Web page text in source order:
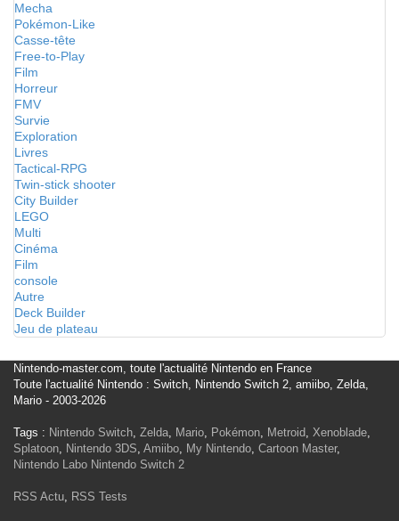
Mecha
Pokémon-Like
Casse-tête
Free-to-Play
Film
Horreur
FMV
Survie
Exploration
Livres
Tactical-RPG
Twin-stick shooter
City Builder
LEGO
Multi
Cinéma
Film
console
Autre
Deck Builder
Jeu de plateau
Nintendo-master.com, toute l'actualité Nintendo en France
Toute l'actualité Nintendo : Switch, Nintendo Switch 2, amiibo, Zelda,
Mario - 2003-2026
Tags : Nintendo Switch, Zelda, Mario, Pokémon, Metroid, Xenoblade,
Splatoon, Nintendo 3DS, Amiibo, My Nintendo, Cartoon Master,
Nintendo Labo Nintendo Switch 2
RSS Actu, RSS Tests